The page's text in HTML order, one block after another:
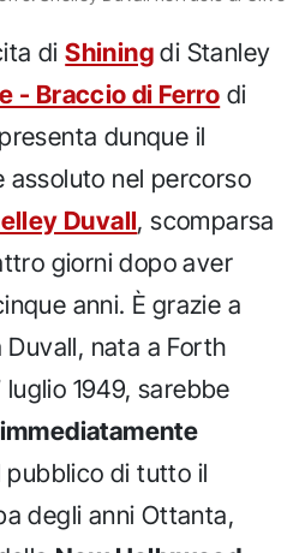
diShining di Stanley
- Braccio di Ferro di
dunque il
assoluto nel percorso
Duvall, scomparsa
giorni dopo aver
anni. È grazie a
nata a Forth
1949, sarebbe
pubblico di tutto il
degli anni Ottanta,